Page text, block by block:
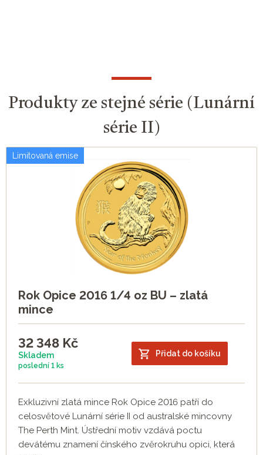
Produkty ze stejné série (Lunární
série II)
Limitovaná emise
Rok Opice 2016 1/4 oz BU – zlatá
mince
32 348 Kč
Skladem
poslední 1 ks
Přidat do košíku
Exkluzivní zlatá mince Rok Opice 2016 patří do
celosvětové Lunární série II od australské mincovny
The Perth Mint. Ústřední motiv vzdává poctu
devátému znamení čínského zvěrokruhu opici, která